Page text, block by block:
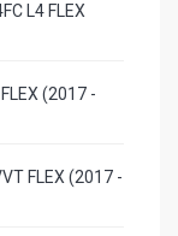
L4 FLEX
(2017 -
FLEX (2017 -